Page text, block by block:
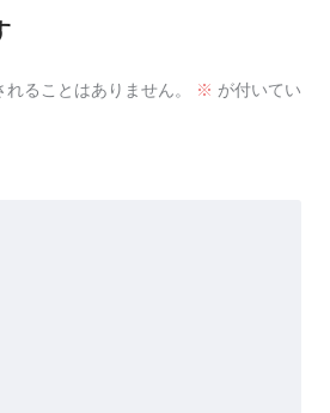
ることはありません。 ※ が付いてい